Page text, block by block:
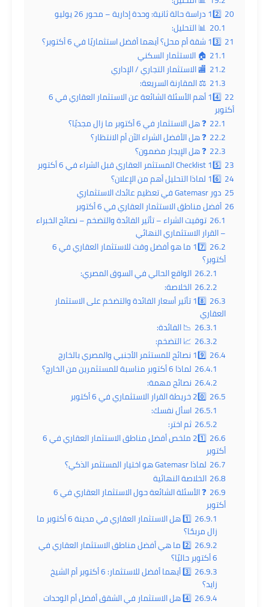
20 12️⃣ دراسة حالة ثانية: وحدة إدارية – محور 26 يوليو
20.1 📊 التحليل:
21 13️⃣ شقة أم محل؟ أيهما أفضل استثماريًا في 6 أكتوبر؟
21.1 🏠 الاستثمار السكني
21.2 🏬 الاستثمار التجاري / الإداري
21.3 ⚖️ المقارنة السريعة:
22
14️⃣ أهم الأسئلة الشائعة عن الاستثمار العقاري في 6
أكتوبر
22.1 ❓ هل الاستثمار في 6 أكتوبر ما زال مجديًا؟
22.2 ❓ هل الأفضل الشراء الآن أم الانتظار؟
22.3 ❓ هل الإيجار مضمون؟
23 15️⃣ Checklist المستثمر العقاري قبل الشراء في 6 أكتوبر
24 16️⃣ لماذا التحليل أهم من الإعلان؟
25 دور Gatemasr في تعظيم عائدك الاستثماري
26 أفضل مناطق الاستثمار العقاري في 6 أكتوبر
26.1 توقيت الشراء – تأثير الفائدة والتضخم – نصائح الخبراء
– القرار الاستثماري النهائي
26.2
17️⃣ ما هو أفضل وقت للاستثمار العقاري في 6
أكتوبر؟
26.2.1 الواقع الحالي في السوق المصري:
26.2.2 الخلاصة:
26.3
18️⃣ تأثير أسعار الفائدة والتضخم على الاستثمار
العقاري
26.3.1 📉 الفائدة:
26.3.2 📈 التضخم:
26.4 19️⃣ نصائح للمستثمر الأجنبي والمصري بالخارج
26.4.1 لماذا 6 أكتوبر مناسبة للمستثمرين من الخارج؟
26.4.2 نصائح مهمة:
26.5 20️⃣ خريطة القرار الاستثماري في 6 أكتوبر
26.5.1 اسأل نفسك:
26.5.2 ثم اختر:
26.6
21️⃣ ملخص أفضل مناطق الاستثمار العقاري في 6
أكتوبر
26.7 لماذا Gatemasr هو اختيار المستثمر الذكي؟
26.8 الخلاصة النهائية
26.9
❓ الأسئلة الشائعة حول الاستثمار العقاري في 6
أكتوبر
26.9.1
1️⃣ هل الاستثمار العقاري في مدينة 6 أكتوبر ما
زال مربحًا؟
26.9.2
2️⃣ ما هي أفضل مناطق الاستثمار العقاري في
6 أكتوبر حاليًا؟
26.9.3
3️⃣ أيهما أفضل للاستثمار: 6 أكتوبر أم الشيخ
زايد؟
26.9.4
4️⃣ هل الاستثمار في الشقق أفضل أم الوحدات